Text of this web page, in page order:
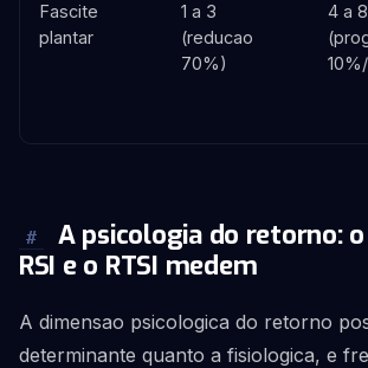
Fascite
plantar
1 a 3
(reducao
70%)
4 a 8
#
A psicologia do retorno: o
RSI e o RTSI medem
A dimensao psicologica do retorno
determinante quanto a fisiologica, e